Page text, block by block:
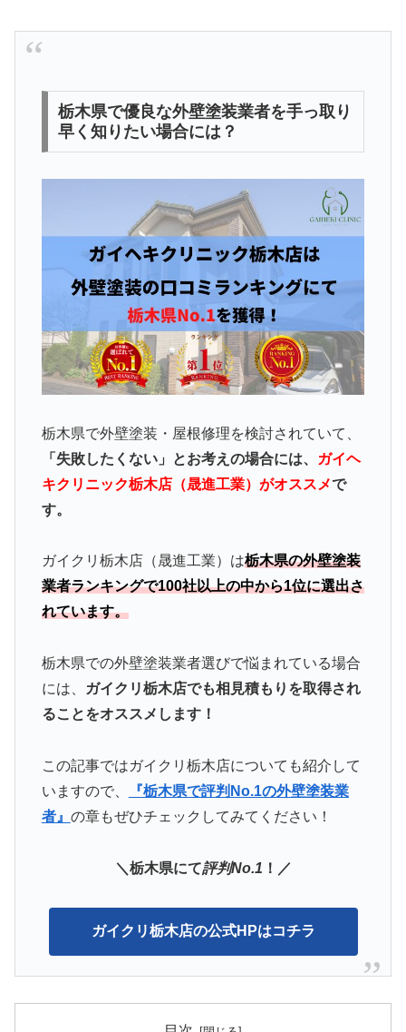
栃木県で優良な外壁塗装業者を手っ取り
早く知りたい場合には？
栃木県で外壁塗装・屋根修理を検討されていて、
「失敗したくない」とお考えの場合には、
ガイヘ
キクリニック栃木店（晟進工業）がオススメで
す。
ガイクリ栃木店（晟進工業）は栃木県の外壁塗装
業者ランキングで100社以上の中から1位に選出さ
れています。
栃木県での外壁塗装業者選びで悩まれている場合
には、
ガイクリ栃木店でも相見積もりを取得され
ることをオススメします！
この記事ではガイクリ栃木店についても紹介して
いますので、
『栃木県で評判No.1の外壁塗装業
者』 の章もぜひチェックしてみてください！
＼栃木県にて評判No.1 ！／
ガイクリ栃木店の公式HPはコチラ